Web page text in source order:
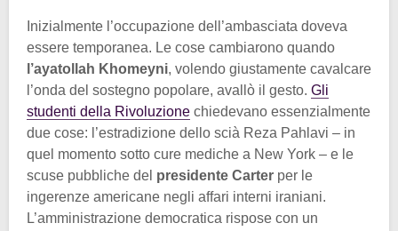
Inizialmente l’occupazione dell’ambasciata doveva
essere temporanea. Le cose cambiarono quando
l’ayatollah Khomeyni, volendo giustamente cavalcare
l’onda del sostegno popolare, avallò il gesto. Gli
studenti della Rivoluzione chiedevano essenzialmente
due cose: l’estradizione dello scià Reza Pahlavi – in
quel momento sotto cure mediche a New York – e le
scuse pubbliche del presidente Carter per le
ingerenze americane negli affari interni iraniani.
L’amministrazione democratica rispose con un